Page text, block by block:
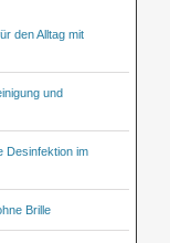
den Alltag mit
und
Desinfektion im
Brille